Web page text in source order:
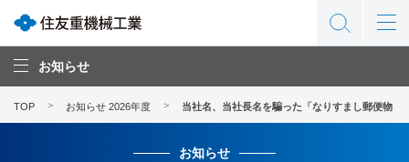
お知らせ
TOP お知らせ 2026年度 当社名、当社長名を騙った「なりすまし郵便物・
お知らせ